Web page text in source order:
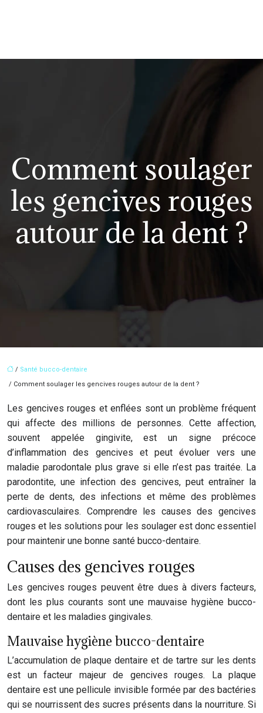
Comment soulager
les gencives rouges
autour de la dent ?
/ Santé bucco-dentaire
/ Comment soulager les gencives rouges autour de la dent ?
Les gencives rouges et enflées sont un problème fréquent
qui affecte des millions de personnes. Cette affection,
souvent appelée gingivite, est un signe précoce
d’inflammation des gencives et peut évoluer vers une
maladie parodontale plus grave si elle n’est pas traitée. La
parodontite, une infection des gencives, peut entraîner la
perte de dents, des infections et même des problèmes
cardiovasculaires. Comprendre les causes des gencives
rouges et les solutions pour les soulager est donc essentiel
pour maintenir une bonne santé bucco-dentaire.
Causes des gencives rouges
Les gencives rouges peuvent être dues à divers facteurs,
dont les plus courants sont une mauvaise hygiène bucco-
dentaire et les maladies gingivales.
Mauvaise hygiène bucco-dentaire
L’accumulation de plaque dentaire et de tartre sur les dents
est un facteur majeur de gencives rouges. La plaque
dentaire est une pellicule invisible formée par des bactéries
qui se nourrissent des sucres présents dans la nourriture. Si